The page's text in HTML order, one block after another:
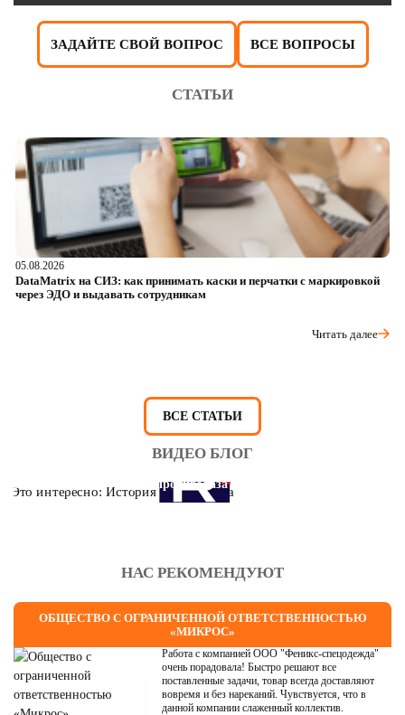
ЗАДАЙТЕ СВОЙ ВОПРОС ВСЕ ВОПРОСЫ
СТАТЬИ
05.08.2026
DataMatrix на СИЗ: как принимать каски и перчатки с маркировкой
через ЭДО и выдавать сотрудникам
Читать далее
ВСЕ СТАТЬИ
ВИДЕО БЛОГ
Это интересно: История противогаза
НАС РЕКОМЕНДУЮТ
ОБЩЕСТВО С ОГРАНИЧЕННОЙ ОТВЕТСТВЕННОСТЬЮ
«МИКРОС»
Работа с компанией ООО "Феникс-спецодежда"
очень порадовала! Быстро решают все
поставленные задачи, товар всегда доставляют
вовремя и без нареканий. Чувствуется, что в
данной компании слаженный коллектив.